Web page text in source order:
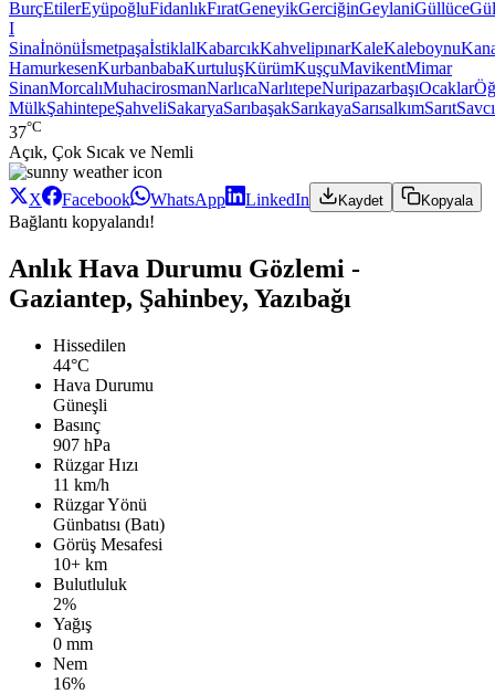
BurçEtilerEyüpoğluFidanlıkFıratGeneyikGerciğinGeylaniGüllüce
I
SinaİnönüİsmetpaşaİstiklalKabarcıkKahvelipınarKaleKaleboynu
HamurkesenKurbanbabaKurtuluşKürümKuşçuMavikentMimar
SinanMorcalıMuhacirosmanNarlıcaNarlıtepeNuripazarbaşıOcaklar
MülkŞahintepeŞahveliSakaryaSarıbaşakSarıkayaSarısalkımSarıt
37°C
Açık, Çok Sıcak ve Nemli
X Facebook WhatsApp LinkedIn Kaydet Kopyala
Bağlantı kopyalandı!
Anlık Hava Durumu Gözlemi -
Gaziantep, Şahinbey, Yazıbağı
Hissedilen
44°C
Hava Durumu
Güneşli
Basınç
907 hPa
Rüzgar Hızı
11 km/h
Rüzgar Yönü
Günbatısı (Batı)
Görüş Mesafesi
10+ km
Bulutluluk
2%
Yağış
0 mm
Nem
16%